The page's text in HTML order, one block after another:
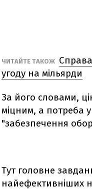
ЧИТАЙТЕ ТАКОЖ Справа
угоду на мільярди
За його словами,
міцним, а потреба
"забезпечення
Тут головне
найефективніших